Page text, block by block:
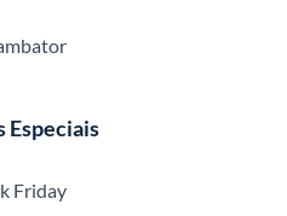
Especiais
Friday